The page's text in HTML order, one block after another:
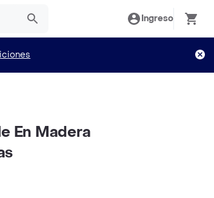
Ingreso
En Madera